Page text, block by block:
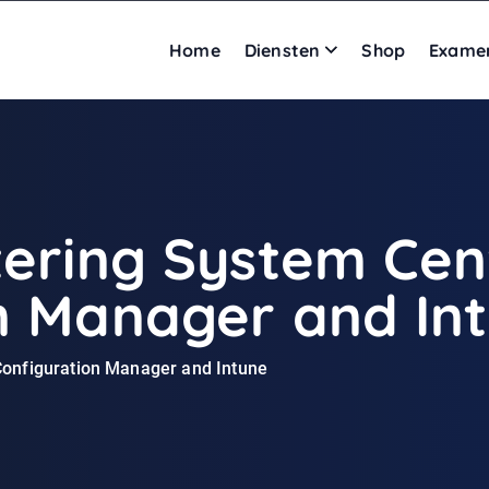
Home Diensten Shop
System
Manager and
Manager and Intune